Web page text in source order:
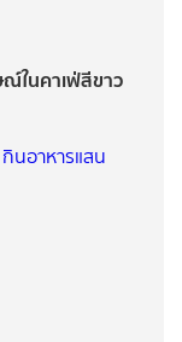
ในคาเฟ่สีขาว